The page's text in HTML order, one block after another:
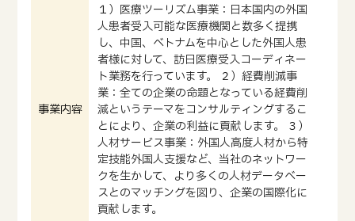
事業内容
１）医療ツーリズム事業：日本国内の外国
人患者受入可能な医療機関と数多く提携
し、中国、ベトナムを中心とした外国人患
者様に対して、訪日医療受入コーディネー
ト業務を行っています。 ２）経費削減事
業：全ての企業の命題となっている経費削
減というテーマをコンサルティングするこ
とにより、企業の利益に貢献します。 ３）
人材サービス事業：外国人高度人材から特
定技能外国人支援など、当社のネットワー
クを生かして、より多くの人材データベー
スとのマッチングを図り、企業の国際化に
貢献します。